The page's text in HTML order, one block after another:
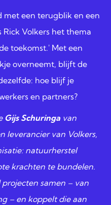
met een terugblik en een
Volkers het thema
toekomst.' Met een
overneemt, blijft de
hoe blijf je
en partners?
Gijs Schuringa van
leverancier van Volkers,
natuurherstel
krachten te bundelen.
samen – van
– en koppelt die aan